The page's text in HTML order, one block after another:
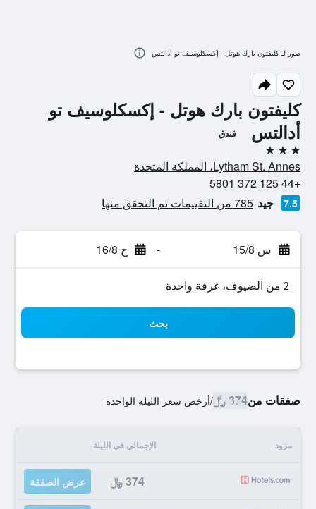
كليفتون بارك هوتل - إكسكلوسيف تو
أدالتس
فندق
3 نجوم
Lytham St. Annes، المملكة المتحدة
+44 125 372 5801
7.5 جيد 785 من التقييمات تم التحقق منها
س 15/8 - ح 16/8
2 من الضيوف، غرفة واحدة
بحث
صفقات من374 ﷼ /أرخص سعر الليلة الواحدة
مزود الإجمالي في الليلة
374 ﷼ عرض الصفقة
صور لـ كليفتون بارك هوتل - إكسكلوسيف تو أدالتس